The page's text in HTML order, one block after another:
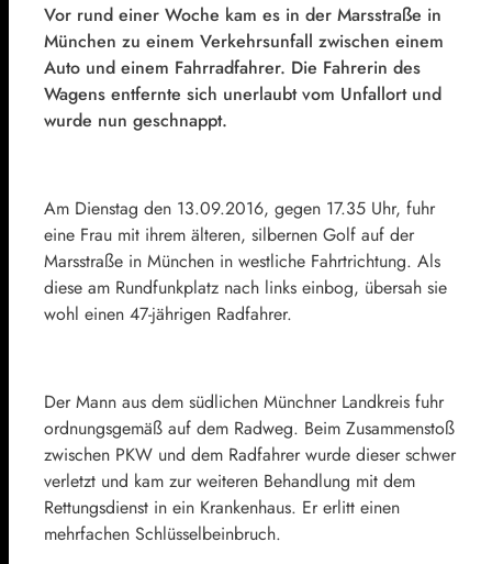
Vor rund einer Woche kam es in der Marsstraße in
München zu einem Verkehrsunfall zwischen einem
Auto und einem Fahrradfahrer. Die Fahrerin des
Wagens entfernte sich unerlaubt vom Unfallort und
wurde nun geschnappt.
Am Dienstag den 13.09.2016, gegen 17.35 Uhr, fuhr
eine Frau mit ihrem älteren, silbernen Golf auf der
Marsstraße in München in westliche Fahrtrichtung. Als
diese am Rundfunkplatz nach links einbog, übersah sie
wohl einen 47-jährigen Radfahrer.
Der Mann aus dem südlichen Münchner Landkreis fuhr
ordnungsgemäß auf dem Radweg. Beim Zusammenstoß
zwischen PKW und dem Radfahrer wurde dieser schwer
verletzt und kam zur weiteren Behandlung mit dem
Rettungsdienst in ein Krankenhaus. Er erlitt einen
mehrfachen Schlüsselbeinbruch.